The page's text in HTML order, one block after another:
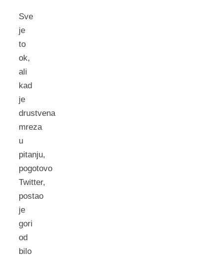
Sve
je
to
ok,
ali
kad
je
drustvena
mreza
u
pitanju,
pogotovo
Twitter,
postao
je
gori
od
bilo